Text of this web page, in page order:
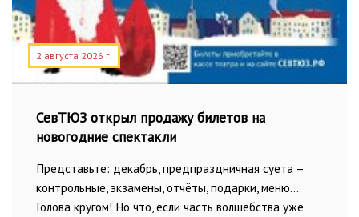
2 августа 2026 г.
СевТЮЗ открыл продажу билетов на
новогодние спектакли
Представьте: декабрь, предпраздничная суета –
контрольные, экзамены, отчёты, подарки, меню…
Голова кругом! Но что, если часть волшебства уже